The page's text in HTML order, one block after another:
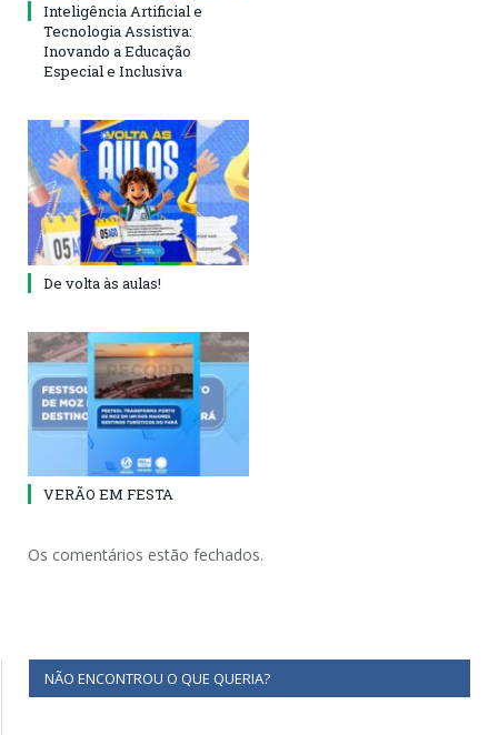
Inteligência Artificial e
Tecnologia Assistiva:
Inovando a Educação
Especial e Inclusiva
De volta às aulas!
VERÃO EM FESTA
Os comentários estão fechados.
NÃO ENCONTROU O QUE QUERIA?